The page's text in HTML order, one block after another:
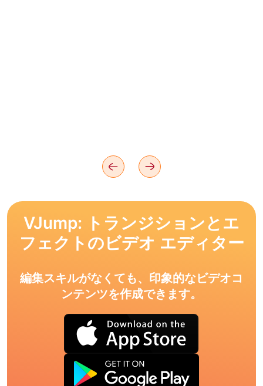
VJump: トランジションとエ
フェクトのビデオ エディター
編集スキルがなくても、印象的なビデオコ
ンテンツを作成できます。